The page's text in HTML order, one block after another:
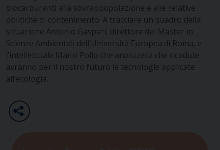
biocarburanti alla sovrappopolazione e alle relative
politiche di contenimento. A tracciare un quadro della
situazione Antonio Gaspari, direttore del Master in
Scienze Ambientali dell’Università Europea di Roma, e
l’intellettuale Mario Pollo che analizzerà che ricadute
avranno per il nostro futuro le tecnologie applicate
all’ecologia.